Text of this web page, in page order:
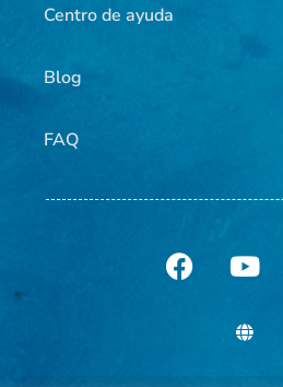
Centro de ayuda
Blog
FAQ